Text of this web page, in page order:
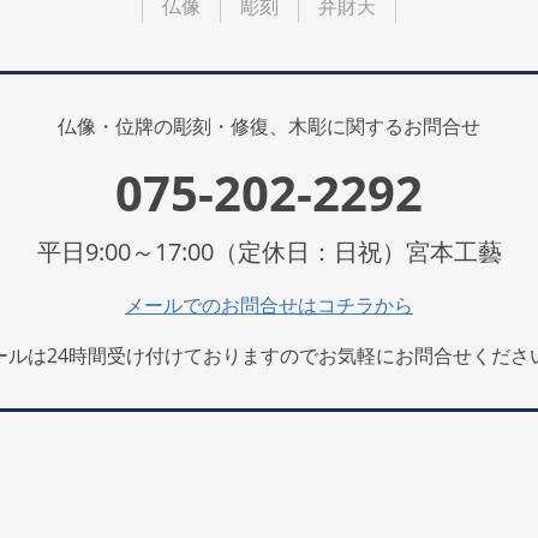
仏像 彫刻 弁財天
仏像・位牌の彫刻・修復、木彫に関するお問合せ
075-202-2292
平日9:00～17:00（定休日：日祝）宮本工藝
メールでのお問合せはコチラから
ルは24時間受け付けておりますのでお気軽にお問合せくださ